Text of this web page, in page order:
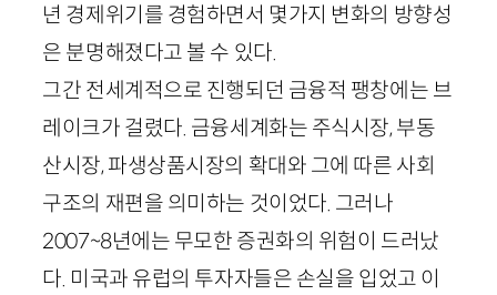
년 경제위기를 경험하면서 몇가지 변화의 방향성
은 분명해졌다고 볼 수 있다.
그간 전세계적으로 진행되던 금융적 팽창에는 브
레이크가 걸렸다. 금융세계화는 주식시장, 부동
산시장, 파생상품시장의 확대와 그에 따른 사회
구조의 재편을 의미하는 것이었다. 그러나
2007~8년에는 무모한 증권화의 위험이 드러났
다. 미국과 유럽의 투자자들은 손실을 입었고 이